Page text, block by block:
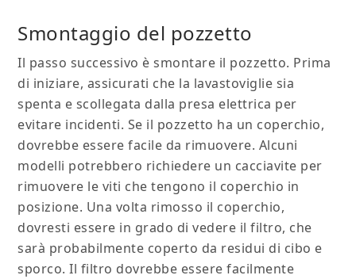
Smontaggio del pozzetto
Il passo successivo è smontare il pozzetto. Prima
di iniziare, assicurati che la lavastoviglie sia
spenta e scollegata dalla presa elettrica per
evitare incidenti. Se il pozzetto ha un coperchio,
dovrebbe essere facile da rimuovere. Alcuni
modelli potrebbero richiedere un cacciavite per
rimuovere le viti che tengono il coperchio in
posizione. Una volta rimosso il coperchio,
dovresti essere in grado di vedere il filtro, che
sarà probabilmente coperto da residui di cibo e
sporco. Il filtro dovrebbe essere facilmente